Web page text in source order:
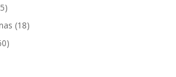
(18)